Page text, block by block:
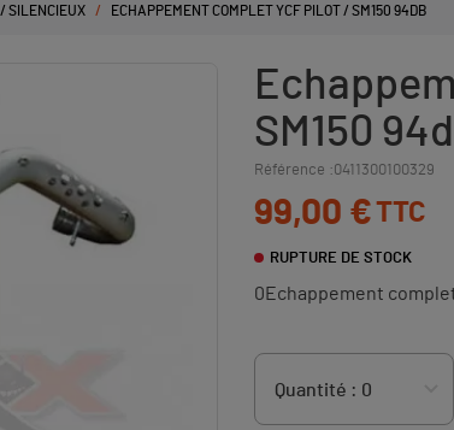
SILENCIEUX ECHAPPEMENT COMPLET YCF PILOT / SM150 94DB
SM150
Référence :0411300100329
99,00 €TTC
RUPTURE DE STOCK
0Echappement complet